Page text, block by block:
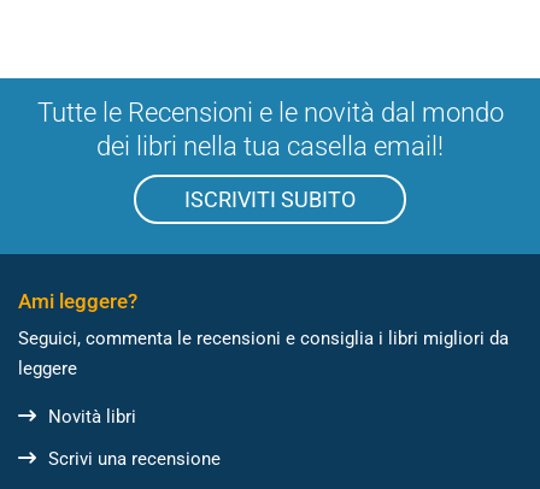
Tutte le Recensioni e le novità dal mondo
dei libri nella tua casella email!
ISCRIVITI SUBITO
Ami leggere?
Seguici, commenta le recensioni e consiglia i libri migliori da
leggere
Novità libri
Scrivi una recensione